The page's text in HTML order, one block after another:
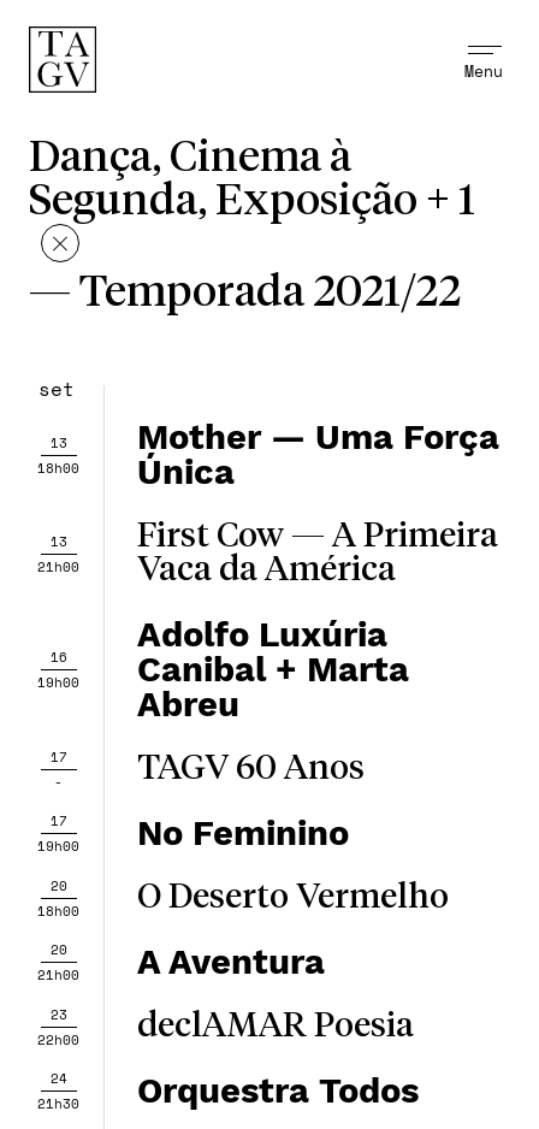
Menu
Dança, Cinema à
Segunda, Exposição + 1
— Temporada 2021/22
set
13
18h00
Mother — Uma Força
Única
13
21h00
First Cow — A Primeira
Vaca da América
16
19h00
Adolfo Luxúria
Canibal + Marta
Abreu
17
-
TAGV 60 Anos
17
19h00
No Feminino
20
18h00
O Deserto Vermelho
20
21h00
A Aventura
23
22h00
declAMAR Poesia
24
21h30
Orquestra Todos